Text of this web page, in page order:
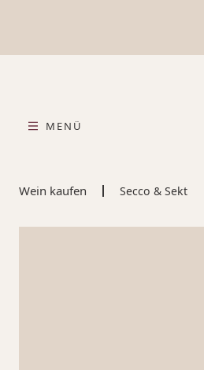
MENÜ
Wein kaufen Secco & Sekt